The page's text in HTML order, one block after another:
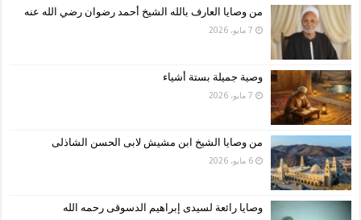
من وصايا العارف بالله الشيخ أحمد رضوان رضي الله عنه
7 مايو، 2026
وصية جميلة بستة أشياء
7 مايو، 2026
من وصايا الشيخ ابن مشيش لابى الحسن الشاذلى
6 مايو، 2026
وصايا رائعة لسيدى إبراهيم الدسوقى رحمه الله